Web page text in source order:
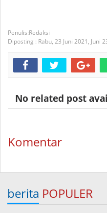
Redaksi
Diposting : Rabu, 23 Juni 2021, Juni
No related post
Komentar
berita POPULER